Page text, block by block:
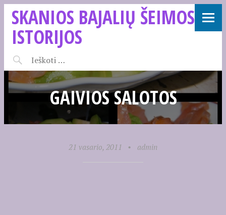
SKANIOS BAJALIŲ ŠEIMOS
ISTORIJOS
GAIVIOS SALOTOS
21 vasario, 2011 • admin